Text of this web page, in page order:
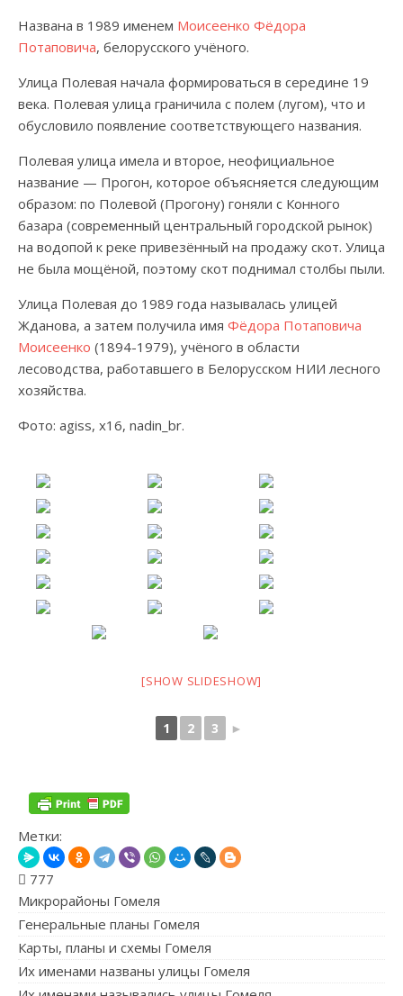
Названа в 1989 именем Моисеенко Фёдора
Потаповича, белорусского учёного.
Улица Полевая начала формироваться в середине 19
века. Полевая улица граничила с полем (лугом), что и
обусловило появление соответствующего названия.
Полевая улица имела и второе, неофициальное
название — Прогон, которое объясняется следующим
образом: по Полевой (Прогону) гоняли с Конного
базара (современный центральный городской рынок)
на водопой к реке привезённый на продажу скот. Улица
не была мощёной, поэтому скот поднимал столбы пыли.
Улица Полевая до 1989 года называлась улицей
Жданова, а затем получила имя Фёдора Потаповича
Моисеенко (1894-1979), учёного в области
лесоводства, работавшего в Белорусском НИИ лесного
хозяйства.
Фото: agiss, х16, nadin_br.
[SHOW SLIDESHOW]
1 2 3 ►
Метки:
777
Микрорайоны Гомеля
Генеральные планы Гомеля
Карты, планы и схемы Гомеля
Их именами названы улицы Гомеля